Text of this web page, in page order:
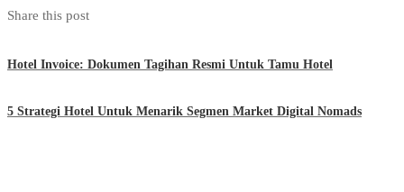
Share this post
Hotel Invoice: Dokumen Tagihan Resmi Untuk Tamu Hotel
5 Strategi Hotel Untuk Menarik Segmen Market Digital Nomads